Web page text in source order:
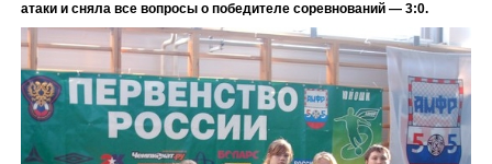
атаки и сняла все вопросы о победителе соревнований — 3:0.